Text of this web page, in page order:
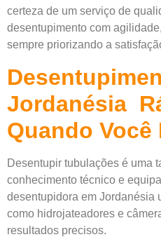
certeza de um serviço de
desentupimento com
sempre priorizando a
Jordanésia
Quando Você
Desentupir tubulações é uma
conhecimento técnico e
desentupidora em Jordanésia
como hidrojateadores e
resultados precisos.